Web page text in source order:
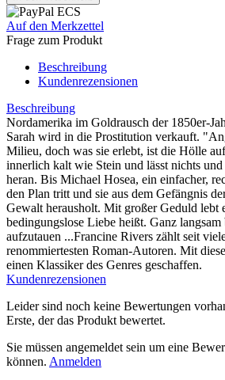
Auf den Merkzettel
Frage zum Produkt
Beschreibung
Kundenrezensionen
Beschreibung
Nordamerika im Goldrausch der 1850er-
Sarah wird in die Prostitution verkauft.
Milieu, doch was sie erlebt, ist die Hölle
innerlich kalt wie Stein und lässt nichts
heran. Bis Michael Hosea, ein einfacher,
den Plan tritt und sie aus dem Gefängnis
Gewalt herausholt. Mit großer Geduld lebt
bedingungslose Liebe heißt. Ganz
aufzutauen ...Francine Rivers zählt seit
renommiertesten Roman-Autoren. Mit
einen Klassiker des Genres geschaffen.
Kundenrezensionen
Leider sind noch keine Bewertungen
Erste, der das Produkt bewertet.
Sie müssen angemeldet sein um eine
können. Anmelden